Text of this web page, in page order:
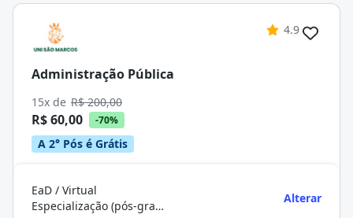
4.9
Administração Pública
15x de R$ 200,00
R$ 60,00 -70%
A 2° Pós é Grátis
EaD / Virtual
Especialização (pós-graduação)
Alterar